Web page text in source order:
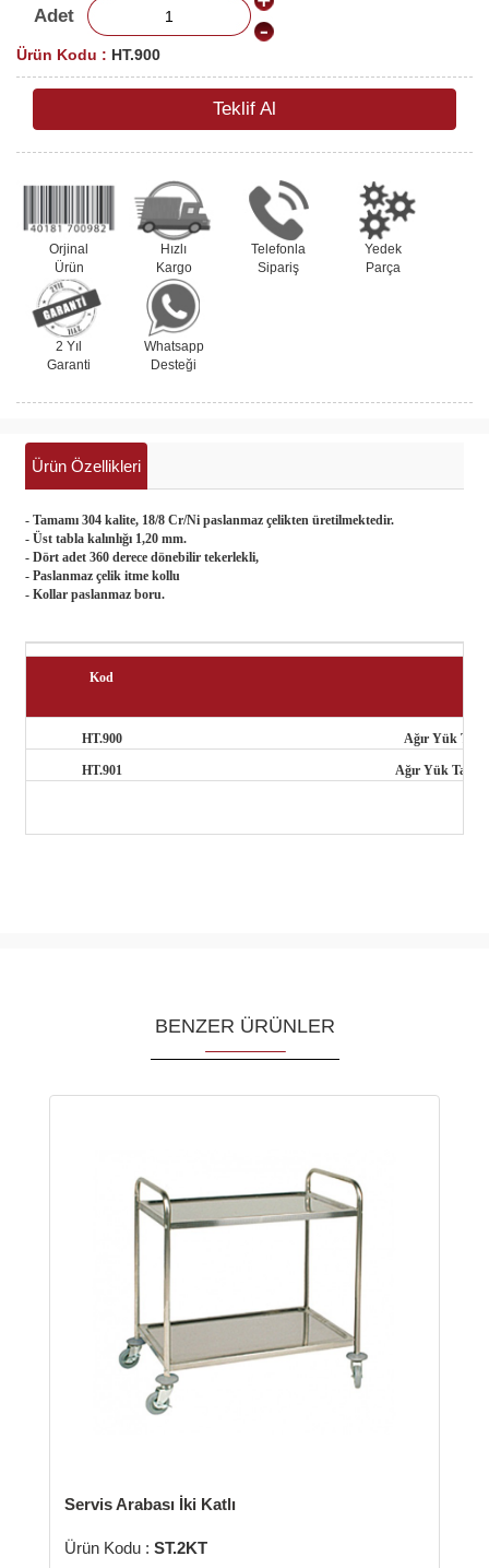
Adet
Ürün Kodu : HT.900
Teklif Al
Orjinal
Ürün
Hızlı
Kargo
Telefonla
Sipariş
Yedek
Parça
2 Yıl
Garanti
Whatsapp
Desteği
Ürün Özellikleri
- Tamamı 304 kalite, 18/8 Cr/Ni paslanmaz çelikten üretilmektedir.
- Üst tabla kalınlığı 1,20 mm.
- Dört adet 360 derece dönebilir tekerlekli,
- Paslanmaz çelik itme kollu
- Kollar paslanmaz boru.
Kod
HT.900 Ağır Yük
HT.901 Ağır Yük
BENZER ÜRÜNLER
Arabası İki Katlı
ST.2KT